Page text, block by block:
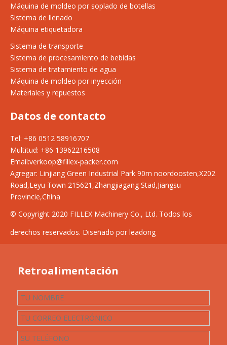
Máquina de moldeo por soplado de botellas
Sistema de llenado
Máquina etiquetadora
Sistema de transporte
Sistema de procesamiento de bebidas
Sistema de tratamiento de agua
Máquina de moldeo por inyección
Materiales y repuestos
Datos de contacto
Tel: +86 0512 58916707
Multitud: +86 13962216508
Email:verkoop@fillex-packer.com
Agregar: Linjiang Green Industrial Park 90m noordoosten,X202
Road,Leyu Town 215621,Zhangjiagang Stad,Jiangsu
Provincie,China
© Copyright 2020 FILLEX Machinery Co., Ltd. Todos los
derechos reservados. Diseñado por leadong
Retroalimentación